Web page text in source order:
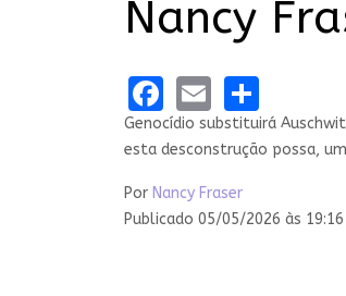
Nancy
Facebook
Email
Genocídio substituirá
esta desconstrução possa,
Por Nancy Fraser
Publicado 05/05/2026 às